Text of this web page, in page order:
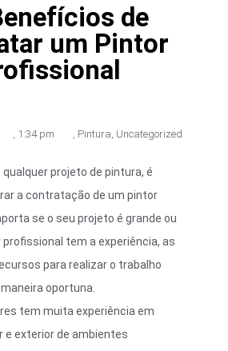
de
um Pintor
, 1:34 pm , Pintura, Uncategorized
projeto de pintura, é
a contratação de um pintor
se o seu projeto é grande ou
tem a experiência, as
para realizar o trabalho
oportuna.
tem muita experiência em
e exterior de ambientes